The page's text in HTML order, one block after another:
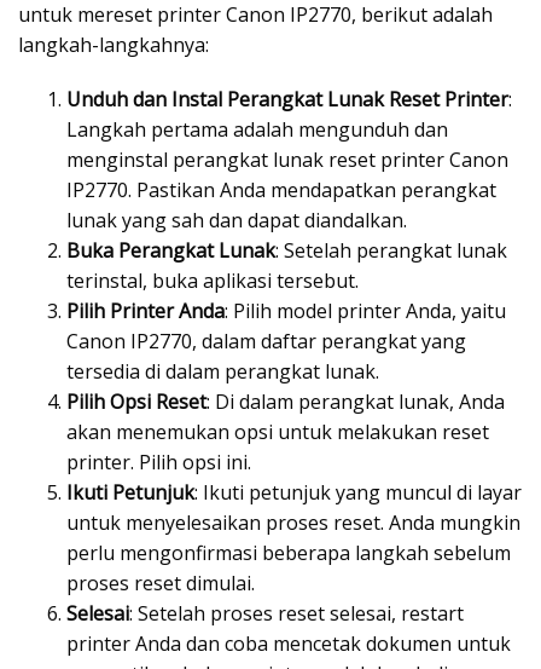
untuk mereset printer Canon IP2770, berikut adalah
langkah-langkahnya:
Unduh dan Instal Perangkat Lunak Reset Printer:
Langkah pertama adalah mengunduh dan
menginstal perangkat lunak reset printer Canon
IP2770. Pastikan Anda mendapatkan perangkat
lunak yang sah dan dapat diandalkan.
Buka Perangkat Lunak: Setelah perangkat lunak
terinstal, buka aplikasi tersebut.
Pilih Printer Anda: Pilih model printer Anda, yaitu
Canon IP2770, dalam daftar perangkat yang
tersedia di dalam perangkat lunak.
Pilih Opsi Reset: Di dalam perangkat lunak, Anda
akan menemukan opsi untuk melakukan reset
printer. Pilih opsi ini.
Ikuti Petunjuk: Ikuti petunjuk yang muncul di layar
untuk menyelesaikan proses reset. Anda mungkin
perlu mengonfirmasi beberapa langkah sebelum
proses reset dimulai.
Selesai: Setelah proses reset selesai, restart
printer Anda dan coba mencetak dokumen untuk